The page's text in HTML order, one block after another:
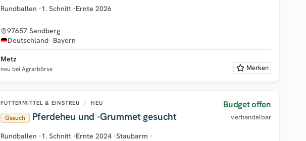
Rundballen ·1. Schnitt ·Ernte 2026
97657 Sandberg
Deutschland Bayern
Metz
neu bei Agrarbörse Merken
FUTTERMITTEL & EINSTREU / HEU
Gesuch Pferdeheu und -Grummet gesucht
Budget offen
verhandelbar
Rundballen ·1. Schnitt ·Ernte 2024 ·Staubarm ·